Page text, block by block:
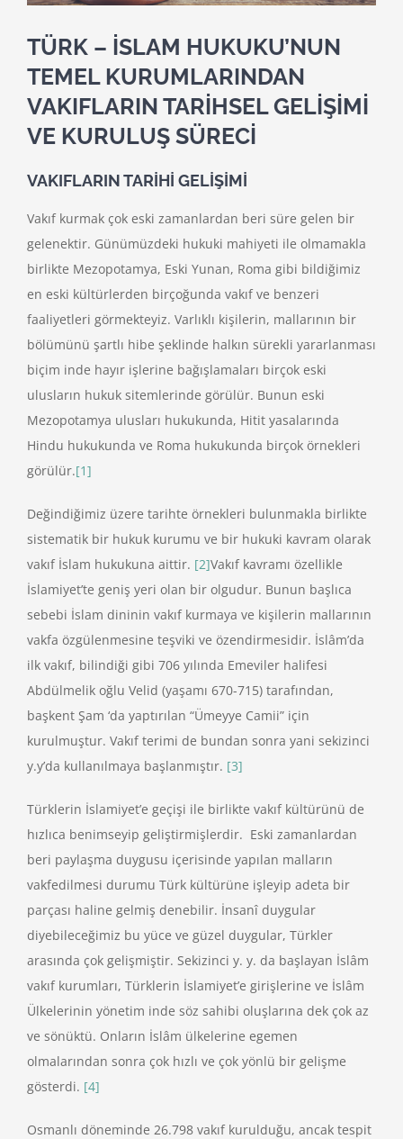
TÜRK – İSLAM HUKUKU’NUN
TEMEL KURUMLARINDAN
VAKIFLARIN TARİHSEL GELİŞİMİ
VE KURULUŞ SÜRECİ
VAKIFLARIN TARİHİ GELİŞİMİ
Vakıf kurmak çok eski zamanlardan beri süre gelen bir
gelenektir. Günümüzdeki hukuki mahiyeti ile olmamakla
birlikte Mezopotamya, Eski Yunan, Roma gibi bildiğimiz
en eski kültürlerden birçoğunda vakıf ve benzeri
faaliyetleri görmekteyiz. Varlıklı kişilerin, mallarının bir
bölümünü şartlı hibe şeklinde halkın sürekli yararlanması
biçim inde hayır işlerine bağışlamaları birçok eski
ulusların hukuk sitemlerinde görülür. Bunun eski
Mezopotamya ulusları hukukunda, Hitit yasalarında
Hindu hukukunda ve Roma hukukunda birçok örnekleri
görülür.[1]
Değindiğimiz üzere tarihte örnekleri bulunmakla birlikte
sistematik bir hukuk kurumu ve bir hukuki kavram olarak
vakıf İslam hukukuna aittir. [2]Vakıf kavramı özellikle
İslamiyet’te geniş yeri olan bir olgudur. Bunun başlıca
sebebi İslam dininin vakıf kurmaya ve kişilerin mallarının
vakfa özgülenmesine teşviki ve özendirmesidir. İslâm’da
ilk vakıf, bilindiği gibi 706 yılında Emeviler halifesi
Abdülmelik oğlu Velid (yaşamı 670-715) tarafından,
başkent Şam ‘da yaptırılan “Ümeyye Camii” için
kurulmuştur. Vakıf terimi de bundan sonra yani sekizinci
y.y’da kullanılmaya başlanmıştır. [3]
Türklerin İslamiyet’e geçişi ile birlikte vakıf kültürünü de
hızlıca benimseyip geliştirmişlerdir. Eski zamanlardan
beri paylaşma duygusu içerisinde yapılan malların
vakfedilmesi durumu Türk kültürüne işleyip adeta bir
parçası haline gelmiş denebilir. İnsanî duygular
diyebileceğimiz bu yüce ve güzel duygular, Türkler
arasında çok gelişmiştir. Sekizinci y. y. da başlayan İslâm
vakıf kurumları, Türklerin İslamiyet’e girişlerine ve İslâm
Ülkelerinin yönetim inde söz sahibi oluşlarına dek çok az
ve sönüktü. Onların İslâm ülkelerine egemen
olmalarından sonra çok hızlı ve çok yönlü bir gelişme
gösterdi. [4]
Osmanlı döneminde 26.798 vakıf kurulduğu, ancak tespit